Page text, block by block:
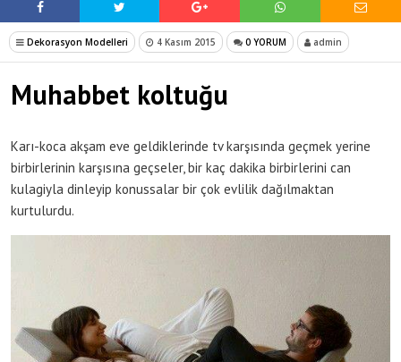
Dekorasyon Modelleri 4 Kasım 2015 0 YORUM admin
Muhabbet koltuğu
Karı-koca akşam eve geldiklerinde tv karşısında geçmek yerine
birbirlerinin karşısına geçseler, bir kaç dakika birbirlerini can
kulagiyla dinleyip konussalar bir çok evlilik dağılmaktan
kurtulurdu.